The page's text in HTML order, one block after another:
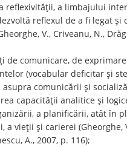
reflexivității, a limbajului
reflexul de a fi legat și
V., Criveanu, N.,
de comunicare, de
(vocabular deficitar și
asupra comunicării și
capacității analitice și
a planificării, atât în
a vieții și carierei (Gheorghe,
A., 2007, p. 116);